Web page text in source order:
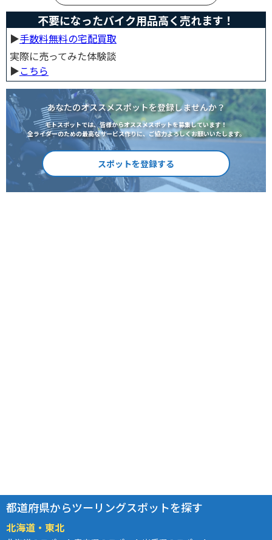
不要になったバイク用品高く売れます！
▶︎手数料無料の宅配買取
実際に売ってみた体験談
▶︎こちら
あなたのオススメスポットを登録しませんか？
モトスポットでは、皆様からオススメスポットを募集しています！
全ライダーのための最高なサービス作りに、ご協力よろしくお願いいたします。
スポットを登録する
都道府県からツーリングスポットを探す
北海道・東北